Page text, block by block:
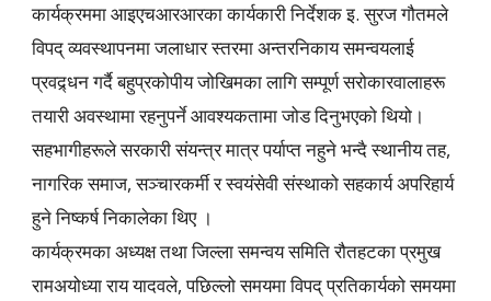
कार्यक्रममा आइएचआरआरका कार्यकारी निर्देशक इ. सुरज गौतमले
विपद् व्यवस्थापनमा जलाधार स्तरमा अन्तरनिकाय समन्वयलाई
प्रवद्र्धन गर्दै बहुप्रकोपीय जोखिमका लागि सम्पूर्ण सरोकारवालाहरू
तयारी अवस्थामा रहनुपर्ने आवश्यकतामा जोड दिनुभएको थियो।
सहभागीहरूले सरकारी संयन्त्र मात्र पर्याप्त नहुने भन्दै स्थानीय तह,
नागरिक समाज, सञ्चारकर्मी र स्वयंसेवी संस्थाको सहकार्य अपरिहार्य
हुने निष्कर्ष निकालेका थिए ।
कार्यक्रमका अध्यक्ष तथा जिल्ला समन्वय समिति रौतहटका प्रमुख
रामअयोध्या राय यादवले, पछिल्लो समयमा विपद् प्रतिकार्यको समयमा